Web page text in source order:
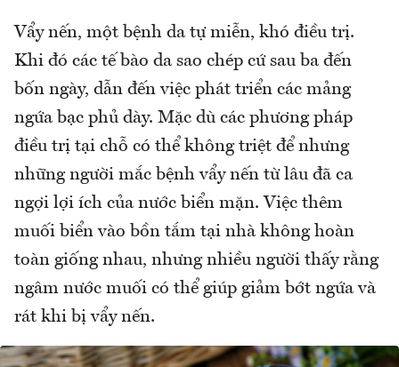
Vẩy nến, một bệnh da tự miễn, khó điều trị.
Khi đó các tế bào da sao chép cứ sau ba đến
bốn ngày, dẫn đến việc phát triển các mảng
ngứa bạc phủ dày. Mặc dù các phương pháp
điều trị tại chỗ có thể không triệt để nhưng
những người mắc bệnh vẩy nến từ lâu đã ca
ngợi lợi ích của nước biển mặn. Việc thêm
muối biển vào bồn tắm tại nhà không hoàn
toàn giống nhau, nhưng nhiều người thấy rằng
ngâm nước muối có thể giúp giảm bớt ngứa và
rát khi bị vẩy nến.